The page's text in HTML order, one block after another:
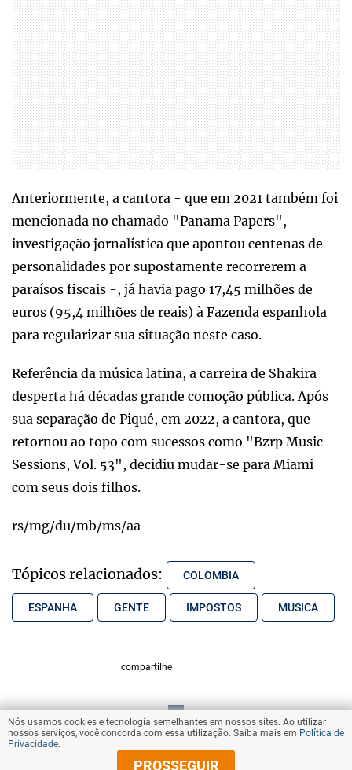
Anteriormente, a cantora - que em 2021 também foi
mencionada no chamado "Panama Papers",
investigação jornalística que apontou centenas de
personalidades por supostamente recorrerem a
paraísos fiscais -, já havia pago 17,45 milhões de
euros (95,4 milhões de reais) à Fazenda espanhola
para regularizar sua situação neste caso.
Referência da música latina, a carreira de Shakira
desperta há décadas grande comoção pública. Após
sua separação de Piqué, em 2022, a cantora, que
retornou ao topo com sucessos como "Bzrp Music
Sessions, Vol. 53", decidiu mudar-se para Miami
com seus dois filhos.
rs/mg/du/mb/ms/aa
Tópicos relacionados: COLOMBIA
ESPANHA GENTE IMPOSTOS MUSICA
compartilhe
VOLTAR AO TOPO
© Copyright 2025 Diários Associados
Nós usamos cookies e tecnologia semelhantes em nossos sites. Ao utilizar
nossos serviços, você concorda com essa utilização. Saiba mais em Política de
Privacidade.
PROSSEGUIR